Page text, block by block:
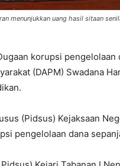
menunjukkan uang hasil sitaan
korupsi pengelolaan
(DAPM) Swadana
(Pidsus) Kejaksaan
pengelolaan dana